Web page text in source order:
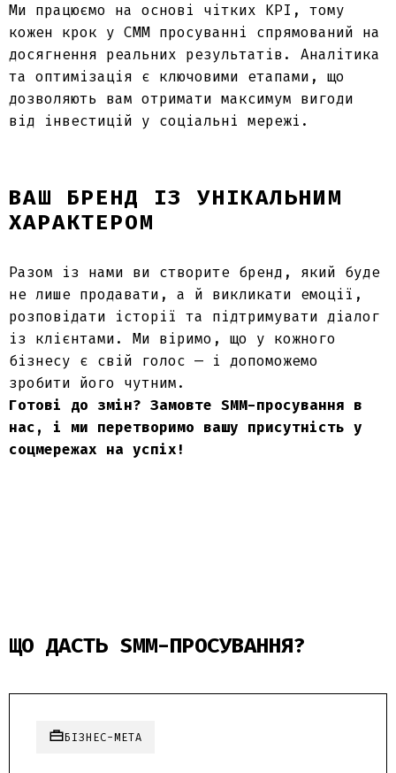
Ми працюємо на основі чітких KPI, тому
кожен крок у СММ просуванні спрямований на
досягнення реальних результатів. Аналітика
та оптимізація є ключовими етапами, що
дозволяють вам отримати максимум вигоди
від інвестицій у соціальні мережі.
ВАШ БРЕНД ІЗ УНІКАЛЬНИМ
ХАРАКТЕРОМ
Разом із нами ви створите бренд, який буде
не лише продавати, а й викликати емоції,
розповідати історії та підтримувати діалог
із клієнтами. Ми віримо, що у кожного
бізнесу є свій голос — і допоможемо
зробити його чутним.
Готові до змін? Замовте SMM-просування в
нас, і ми перетворимо вашу присутність у
соцмережах на успіх!
ЩО ДАСТЬ SMM-ПРОСУВАННЯ?
БІЗНЕС-МЕТА